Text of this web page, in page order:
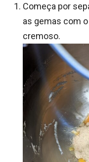
Começa por
as gemas com
cremoso.